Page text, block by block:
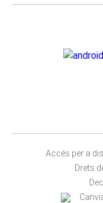
Accés per a
Drets